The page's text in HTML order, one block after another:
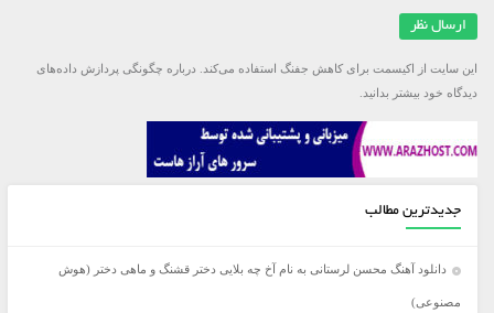
این سایت از اکیسمت برای کاهش جفنگ استفاده می‌کند. درباره چگونگی پردازش داده‌های
دیدگاه خود بیشتر بدانید.
جدیدترین مطالب
دانلود آهنگ محسن لرستانی به نام آخ چه بلایی دختر قشنگ و ماهی دختر (هوش
مصنوعی)